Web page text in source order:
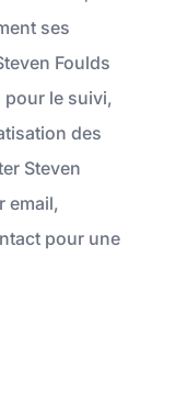
ses
Foulds
le suivi,
des
Steven
email,
pour une